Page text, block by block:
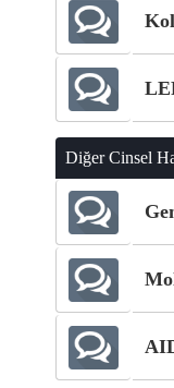
Diğer Cinsel